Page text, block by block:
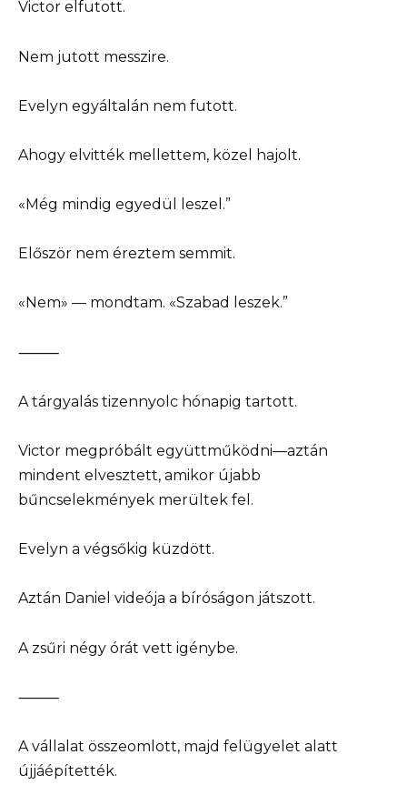
Victor elfutott.
Nem jutott messzire.
Evelyn egyáltalán nem futott.
Ahogy elvitték mellettem, közel hajolt.
«Még mindig egyedül leszel.”
Először nem éreztem semmit.
«Nem» — mondtam. «Szabad leszek.”
⸻
A tárgyalás tizennyolc hónapig tartott.
Victor megpróbált együttműködni—aztán
mindent elvesztett, amikor újabb
bűncselekmények merültek fel.
Evelyn a végsőkig küzdött.
Aztán Daniel videója a bíróságon játszott.
A zsűri négy órát vett igénybe.
⸻
A vállalat összeomlott, majd felügyelet alatt
újjáépítették.